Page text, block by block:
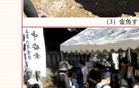
（3）金魚